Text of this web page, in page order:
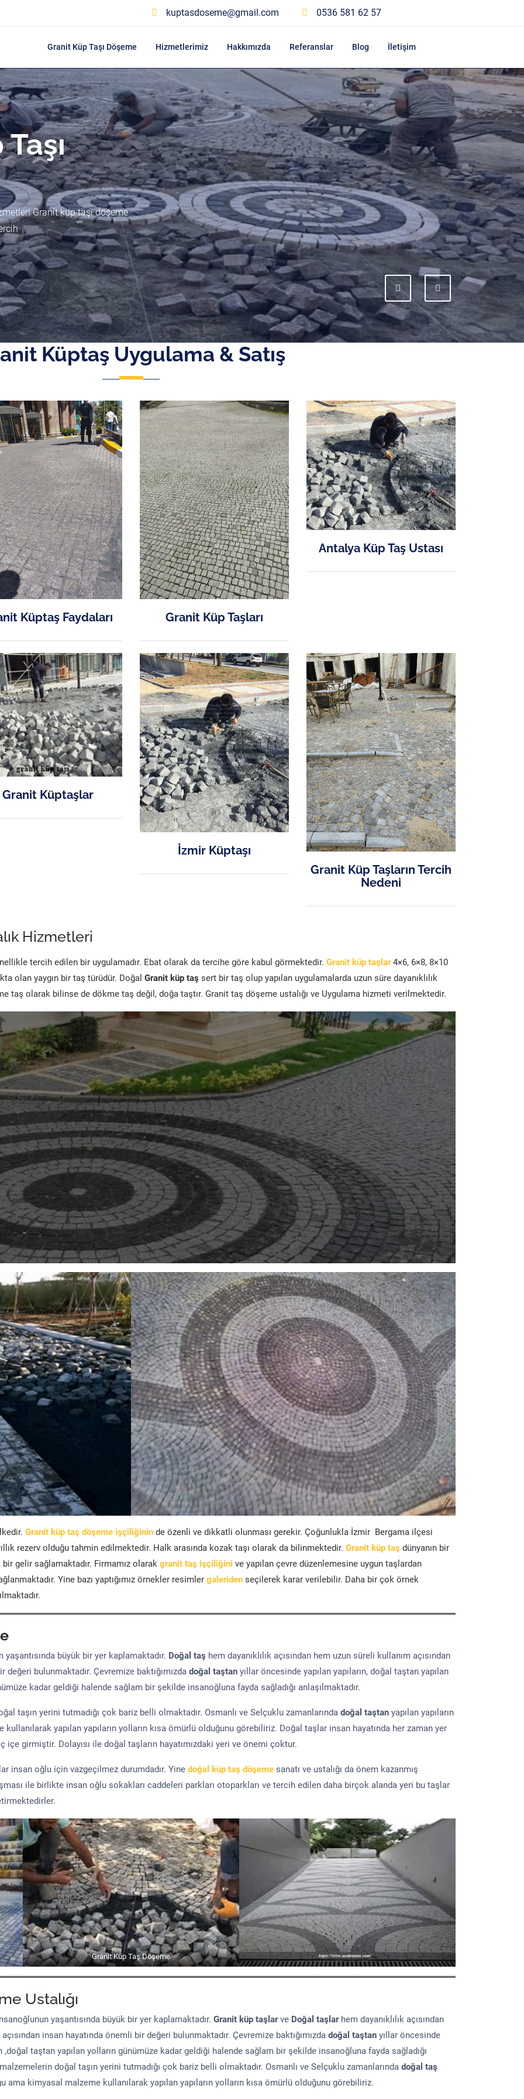
kuptasdoseme@gmail.com 0536 581 62 57
Granit Küp Taşı Döşeme Hizmetlerimiz Hakkımızda Referanslar Blog İletişim
Granit küp taşı döşeme
Previous Next
Küptaş Uygulama & Satış
Küptaş Faydaları Granit Küp Taşları
Antalya Küp Taş Ustası
Granit Küptaşlar
İzmir Küptaşı
Granit Küp Taşların Tercih
Nedeni
Hizmetleri
tercih edilen bir uygulamadır. Ebat olarak da tercihe göre kabul görmektedir. Granit küp taşlar 4×6, 6×8, 8×10
olan yaygın bir taş türüdür. Doğal Granit küp taş sert bir taş olup yapılan uygulamalarda uzun süre dayanıklılık
taş olarak bilinse de dökme taş değil, doğa taştır. Granit taş döşeme ustalığı ve Uygulama hizmeti verilmektedir.
Granit küp taş döşeme işçiliğinin de özenli ve dikkatli olunması gerekir. Çoğunlukla İzmir Bergama ilçesi
rezerv olduğu tahmin edilmektedir. Halk arasında kozak taşı olarak da bilinmektedir. Granit küp taş dünyanın bir
gelir sağlamaktadır. Firmamız olarak granit taş işçiliğini ve yapılan çevre düzenlemesine uygun taşlardan
Yine bazı yaptığımız örnekler resimler galeriden seçilerek karar verilebilir. Daha bir çok örnek
büyük bir yer kaplamaktadır. Doğal taş hem dayanıklılık açısından hem uzun süreli kullanım açısından
değeri bulunmaktadır. Çevremize baktığımızda doğal taştan yıllar öncesinde yapılan yapıların, doğal taştan yapılan
kadar geldiği halende sağlam bir şekilde insanoğluna fayda sağladığı anlaşılmaktadır.
taşın yerini tutmadığı çok bariz belli olmaktadır. Osmanlı ve Selçuklu zamanlarında doğal taştan yapılan yapıların
yapılan yapıların yolların kısa ömürlü olduğunu görebiliriz. Doğal taşlar insan hayatında her zaman yer
girmiştir. Dolayısı ile doğal taşların hayatımızdaki yeri ve önemi çoktur.
insan oğlu için vazgeçilmez durumdadır. Yine doğal küp taş döşeme sanatı ve ustalığı da önem kazanmış
ile birlikte insan oğlu sokakları caddeleri parkları otoparkları ve tercih edilen daha birçok alanda yeri bu taşlar
Granit Küp Taş Döşeme
Ustalığı
yaşantısında büyük bir yer kaplamaktadır. Granit küp taşlarve Doğal taşlar hem dayanıklılık açısından
insan hayatında önemli bir değeri bulunmaktadır. Çevremize baktığımızda doğal taştan yıllar öncesinde
,doğal taştan yapılan yolların günümüze kadar geldiği halende sağlam bir şekilde insanoğluna fayda sağladığı
doğal taşın yerini tutmadığı çok bariz belli olmaktadır. Osmanlı ve Selçuklu zamanlarında doğal taş
ama kimyasal malzeme kullanılarak yapılan yapıların yolların kısa ömürlü olduğunu görebiliriz.